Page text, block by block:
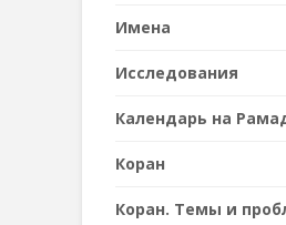
Имена
Исследования
Календарь на
Коран
Коран. Темы и